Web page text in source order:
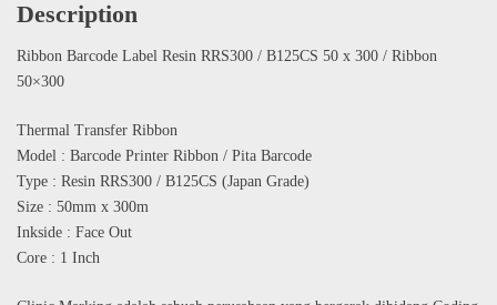
Description
Ribbon Barcode Label Resin RRS300 / B125CS 50 x 300 / Ribbon
50×300
Thermal Transfer Ribbon
Model : Barcode Printer Ribbon / Pita Barcode
Type : Resin RRS300 / B125CS (Japan Grade)
Size : 50mm x 300m
Inkside : Face Out
Core : 1 Inch